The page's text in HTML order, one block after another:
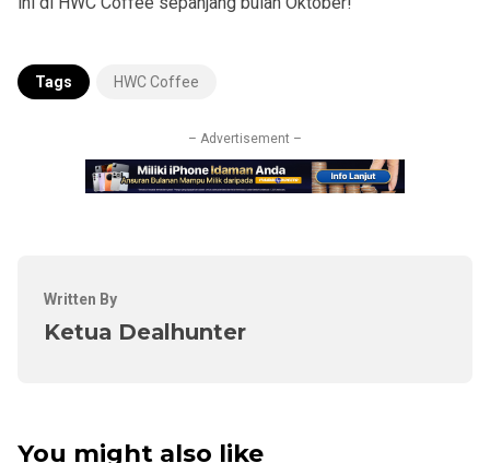
Tags HWC Coffee
– Advertisement –
Written By
Ketua Dealhunter
You might also like